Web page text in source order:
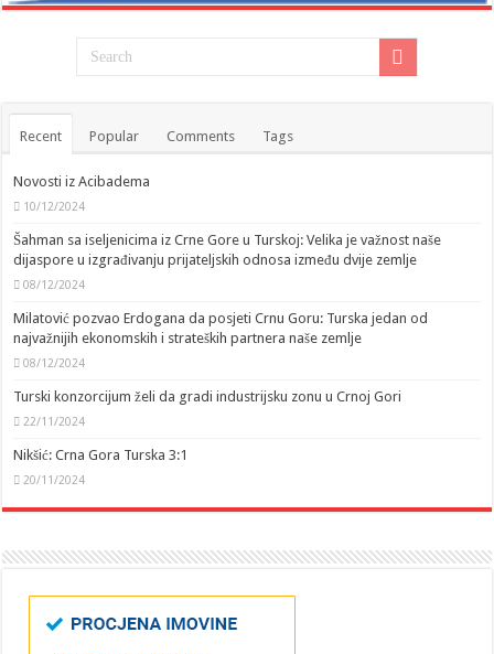
Recent Popular Comments Tags
Novosti iz Acibadema
10/12/2024
Šahman sa iseljenicima iz Crne Gore u Turskoj: Velika je važnost naše
dijaspore u izgrađivanju prijateljskih odnosa između dvije zemlje
08/12/2024
Milatović pozvao Erdogana da posjeti Crnu Goru: Turska jedan od
najvažnijih ekonomskih i strateških partnera naše zemlje
08/12/2024
Turski konzorcijum želi da gradi industrijsku zonu u Crnoj Gori
22/11/2024
Nikšić: Crna Gora Turska 3:1
20/11/2024